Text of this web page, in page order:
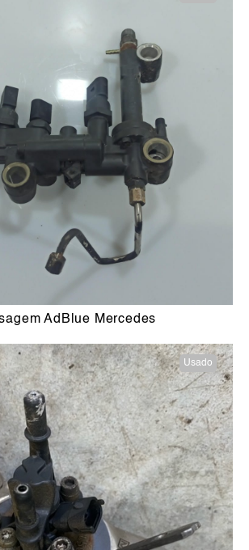
AdBlue Mercedes
Usado